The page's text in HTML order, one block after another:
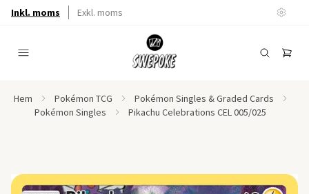
Inkl. moms Exkl. moms
Hem Pokémon TCG
Pokémon Singles & Graded Cards
Pokémon Singles
Pikachu Celebrations CEL 005/025